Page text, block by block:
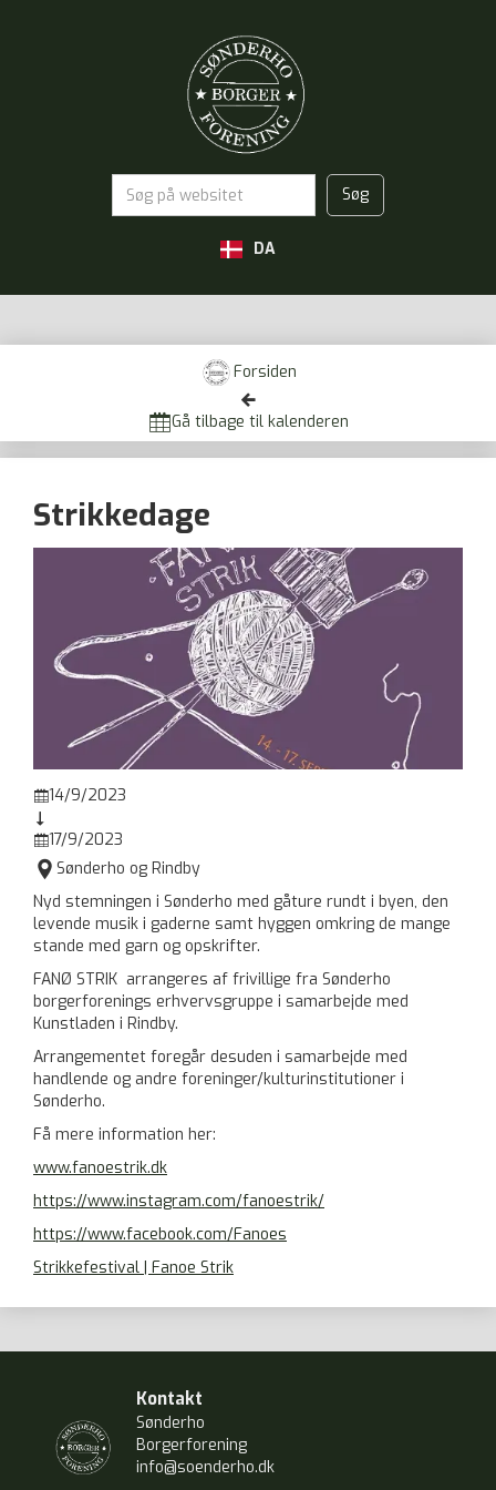
DA
Forsiden

Gå tilbage til kalenderen
Strikkedage
14/9/2023

17/9/2023
 Sønderho og Rindby
Nyd stemningen i Sønderho med gåture rundt i byen, den
levende musik i gaderne samt hyggen omkring de mange
stande med garn og opskrifter.
FANØ STRIK arrangeres af frivillige fra Sønderho
borgerforenings erhvervsgruppe i samarbejde med
Kunstladen i Rindby.
Arrangementet foregår desuden i samarbejde med
handlende og andre foreninger/kulturinstitutioner i
Sønderho.
Få mere information her:
www.fanoestrik.dk
https://www.instagram.com/fanoestrik/
https://www.facebook.com/Fanoes
Strikkefestival | Fanoe Strik
Kontakt
Sønderho
Borgerforening
info@soenderho.dk